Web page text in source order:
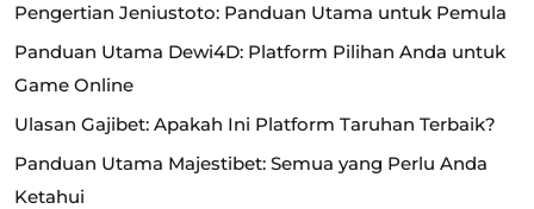
Pengertian Jeniustoto: Panduan Utama untuk Pemula
Panduan Utama Dewi4D: Platform Pilihan Anda untuk
Game Online
Ulasan Gajibet: Apakah Ini Platform Taruhan Terbaik?
Panduan Utama Majestibet: Semua yang Perlu Anda
Ketahui